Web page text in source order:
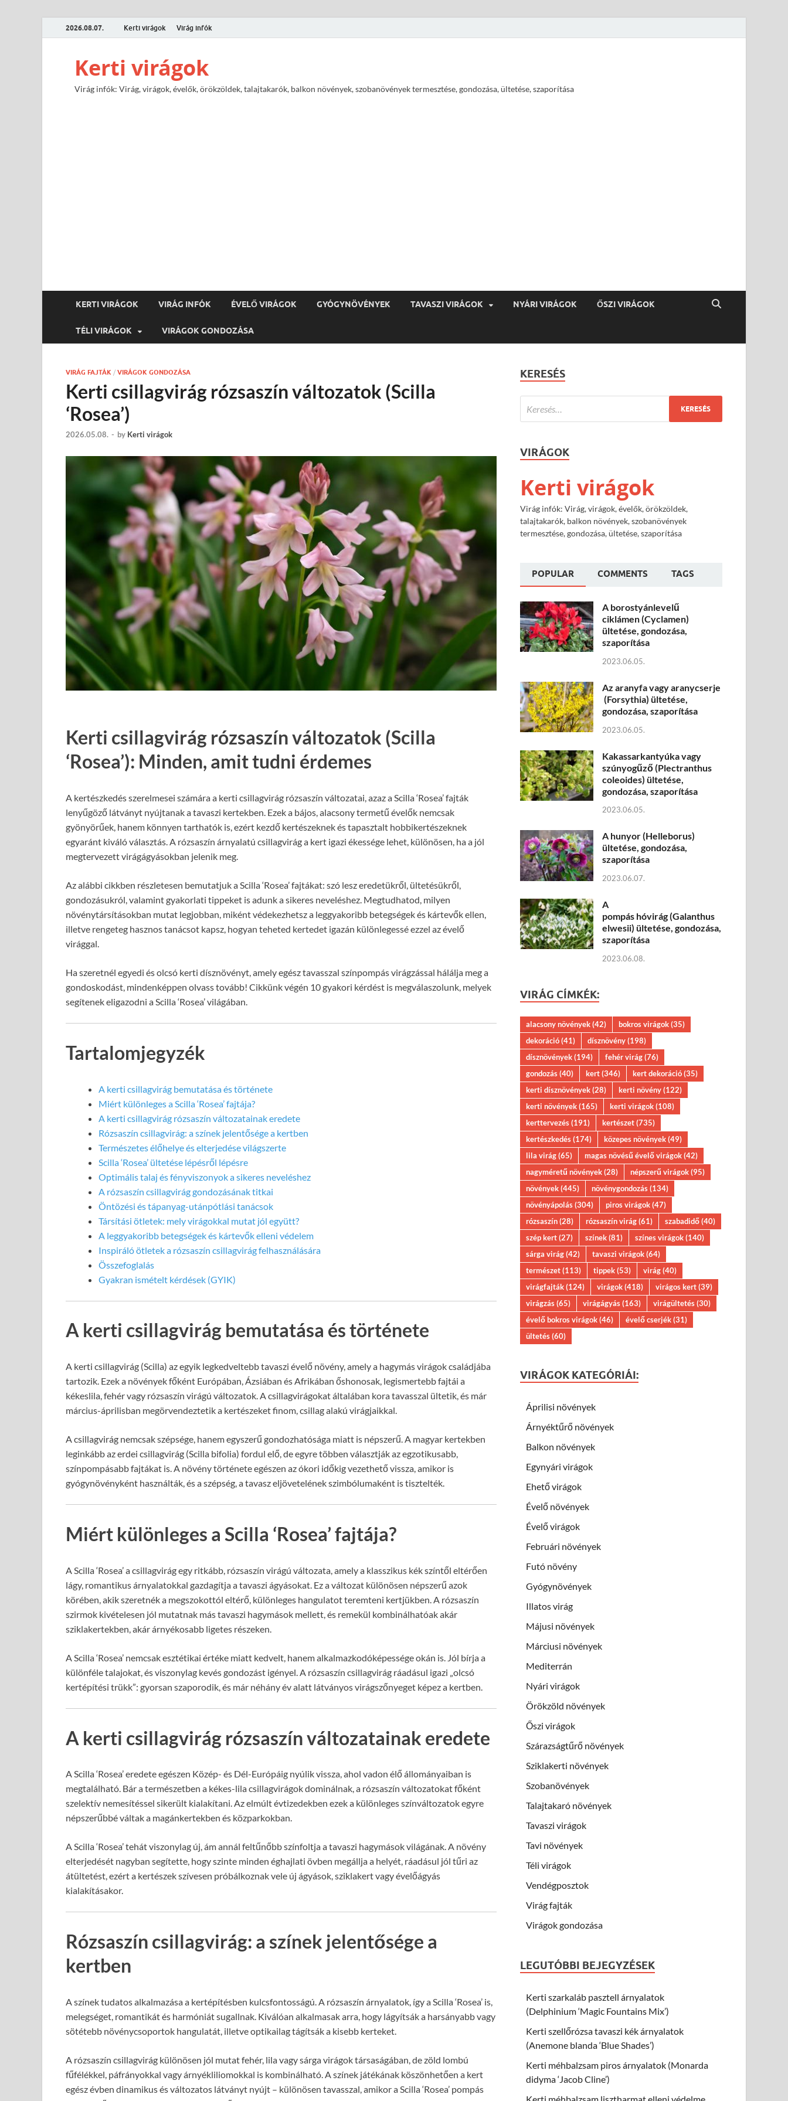
2026.08.07. Kerti virágok Virág infók
Kerti virágok
Virág infók: Virág, virágok, évelők, örökzöldek, talajtakarók, balkon növények, szobanövények termesztése, gondozása, ültetése, szaporítása
KERTI VIRÁGOK VIRÁG INFÓK ÉVELŐ VIRÁGOK GYÓGYNÖVÉNYEK TAVASZI VIRÁGOK NYÁRI VIRÁGOK ŐSZI VIRÁGOK
TÉLI VIRÁGOK VIRÁGOK GONDOZÁSA
VIRÁG FAJTÁK / VIRÁGOK GONDOZÁSA
Kerti csillagvirág rózsaszín változatok (Scilla
‘Rosea’)
2026.05.08. - by Kerti virágok
Kerti csillagvirág rózsaszín változatok (Scilla
‘Rosea’): Minden, amit tudni érdemes
A kertészkedés szerelmesei számára a kerti csillagvirág rózsaszín változatai, azaz a Scilla ‘Rosea’ fajták
lenyűgöző látványt nyújtanak a tavaszi kertekben. Ezek a bájos, alacsony termetű évelők nemcsak
gyönyörűek, hanem könnyen tarthatók is, ezért kezdő kertészeknek és tapasztalt hobbikertészeknek
egyaránt kiváló választás. A rózsaszín árnyalatú csillagvirág a kert igazi ékessége lehet, különösen, ha a jól
megtervezett virágágyásokban jelenik meg.
Az alábbi cikkben részletesen bemutatjuk a Scilla ‘Rosea’ fajtákat: szó lesz eredetükről, ültetésükről,
gondozásukról, valamint gyakorlati tippeket is adunk a sikeres neveléshez. Megtudhatod, milyen
növénytársításokban mutat legjobban, miként védekezhetsz a leggyakoribb betegségek és kártevők ellen,
illetve rengeteg hasznos tanácsot kapsz, hogyan teheted kertedet igazán különlegessé ezzel az évelő
virággal.
Ha szeretnél egyedi és olcsó kerti dísznövényt, amely egész tavasszal színpompás virágzással hálálja meg a
gondoskodást, mindenképpen olvass tovább! Cikkünk végén 10 gyakori kérdést is megválaszolunk, melyek
segítenek eligazodni a Scilla ‘Rosea’ világában.
Tartalomjegyzék
A kerti csillagvirág bemutatása és története
Miért különleges a Scilla ‘Rosea’ fajtája?
A kerti csillagvirág rózsaszín változatainak eredete
Rózsaszín csillagvirág: a színek jelentősége a kertben
Természetes élőhelye és elterjedése világszerte
Scilla ‘Rosea’ ültetése lépésről lépésre
Optimális talaj és fényviszonyok a sikeres neveléshez
A rózsaszín csillagvirág gondozásának titkai
Öntözési és tápanyag-utánpótlási tanácsok
Társítási ötletek: mely virágokkal mutat jól együtt?
A leggyakoribb betegségek és kártevők elleni védelem
Inspiráló ötletek a rózsaszín csillagvirág felhasználására
Összefoglalás
Gyakran ismételt kérdések (GYIK)
A kerti csillagvirág bemutatása és története
A kerti csillagvirág (Scilla) az egyik legkedveltebb tavaszi évelő növény, amely a hagymás virágok családjába
tartozik. Ezek a növények főként Európában, Ázsiában és Afrikában őshonosak, legismertebb fajtái a
kékeslila, fehér vagy rózsaszín virágú változatok. A csillagvirágokat általában kora tavasszal ültetik, és már
március-áprilisban megörvendeztetik a kertészeket finom, csillag alakú virágjaikkal.
A csillagvirág nemcsak szépsége, hanem egyszerű gondozhatósága miatt is népszerű. A magyar kertekben
leginkább az erdei csillagvirág (Scilla bifolia) fordul elő, de egyre többen választják az egzotikusabb,
színpompásabb fajtákat is. A növény története egészen az ókori időkig vezethető vissza, amikor is
gyógynövényként használták, és a szépség, a tavasz eljövetelének szimbólumaként is tisztelték.
Miért különleges a Scilla ‘Rosea’ fajtája?
A Scilla ‘Rosea’ a csillagvirág egy ritkább, rózsaszín virágú változata, amely a klasszikus kék színtől eltérően
lágy, romantikus árnyalatokkal gazdagítja a tavaszi ágyásokat. Ez a változat különösen népszerű azok
körében, akik szeretnék a megszokottól eltérő, különleges hangulatot teremteni kertjükben. A rózsaszín
szirmok kivételesen jól mutatnak más tavaszi hagymások mellett, és remekül kombinálhatóak akár
sziklakertekben, akár árnyékosabb ligetes részeken.
A Scilla ‘Rosea’ nemcsak esztétikai értéke miatt kedvelt, hanem alkalmazkodóképessége okán is. Jól bírja a
különféle talajokat, és viszonylag kevés gondozást igényel. A rózsaszín csillagvirág ráadásul igazi „olcsó
kertépítési trükk”: gyorsan szaporodik, és már néhány év alatt látványos virágszőnyeget képez a kertben.
A kerti csillagvirág rózsaszín változatainak eredete
A Scilla ‘Rosea’ eredete egészen Közép- és Dél-Európáig nyúlik vissza, ahol vadon élő állományaiban is
megtalálható. Bár a természetben a kékes-lila csillagvirágok dominálnak, a rózsaszín változatokat főként
szelektív nemesítéssel sikerült kialakítani. Az elmúlt évtizedekben ezek a különleges színváltozatok egyre
népszerűbbé váltak a magánkertekben és közparkokban.
A Scilla ‘Rosea’ tehát viszonylag új, ám annál feltűnőbb színfoltja a tavaszi hagymások világának. A növény
elterjedését nagyban segítette, hogy szinte minden éghajlati övben megállja a helyét, ráadásul jól tűri az
átültetést, ezért a kertészek szívesen próbálkoznak vele új ágyások, sziklakert vagy évelőágyás
kialakításakor.
Rózsaszín csillagvirág: a színek jelentősége a
kertben
A színek tudatos alkalmazása a kertépítésben kulcsfontosságú. A rózsaszín árnyalatok, így a Scilla ‘Rosea’ is,
melegséget, romantikát és harmóniát sugallnak. Kiválóan alkalmasak arra, hogy lágyítsák a harsányabb vagy
sötétebb növénycsoportok hangulatát, illetve optikailag tágítsák a kisebb kerteket.
A rózsaszín csillagvirág különösen jól mutat fehér, lila vagy sárga virágok társaságában, de zöld lombú
fűfélékkel, páfrányokkal vagy árnyékliliomokkal is kombinálható. A színek játékának köszönhetően a kert
egész évben dinamikus és változatos látványt nyújt – különösen tavasszal, amikor a Scilla ‘Rosea’ pompás
KERESÉS
VIRÁGOK
Kerti virágok
Virág infók: Virág, virágok, évelők, örökzöldek,
talajtakarók, balkon növények, szobanövények
termesztése, gondozása, ültetése, szaporítása
POPULAR COMMENTS TAGS
A borostyánlevelű
ciklámen (Cyclamen)
ültetése, gondozása,
szaporítása
2023.06.05.
Az aranyfa vagy aranycserje
(Forsythia) ültetése,
gondozása, szaporítása
2023.06.05.
Kakassarkantyúka vagy
szúnyogűző (Plectranthus
coleoides) ültetése,
gondozása, szaporítása
2023.06.05.
A hunyor (Helleborus)
ültetése, gondozása,
szaporítása
2023.06.07.
A
pompás hóvirág (Galanthus
elwesii) ültetése, gondozása,
szaporítása
2023.06.08.
VIRÁG CÍMKÉK:
alacsony növények(42) bokros virágok(35)
dekoráció(41) dísznövény(198)
dísznövények(194) fehér virág(76)
gondozás(40) kert(346) kert dekoráció(35)
kerti dísznövények(28) kerti növény(122)
kerti növények(165) kerti virágok(108)
kerttervezés(191) kertészet(735)
kertészkedés(174) közepes növények(49)
lila virág(65) magas növésű évelő virágok(42)
nagyméretű növények(28) népszerű virágok(95)
növények(445) növénygondozás(134)
növényápolás(304) piros virágok(47)
rózsaszín(28) rózsaszín virág(61) szabadidő(40)
szép kert(27) színek(81) színes virágok(140)
sárga virág(42) tavaszi virágok(64)
természet(113) tippek(53) virág(40)
virágfajták(124) virágok(418) virágos kert(39)
virágzás(65) virágágyás(163) virágültetés(30)
évelő bokros virágok(46) évelő cserjék(31)
ültetés(60)
VIRÁGOK KATEGÓRIÁI:
Áprilisi növények
Árnyéktűrő növények
Balkon növények
Egynyári virágok
Ehető virágok
Évelő növények
Évelő virágok
Februári növények
Futó növény
Gyógynövények
Illatos virág
Májusi növények
Márciusi növények
Mediterrán
Nyári virágok
Örökzöld növények
Őszi virágok
Szárazságtűrő növények
Sziklakerti növények
Szobanövények
Talajtakaró növények
Tavaszi virágok
Tavi növények
Téli virágok
Vendégposztok
Virág fajták
Virágok gondozása
LEGUTÓBBI BEJEGYZÉSEK
Kerti szarkaláb pasztell árnyalatok
(Delphinium ‘Magic Fountains Mix’)
Kerti szellőrózsa tavaszi kék árnyalatok
(Anemone blanda ‘Blue Shades’)
Kerti méhbalzsam piros árnyalatok (Monarda
didyma ‘Jacob Cline’)